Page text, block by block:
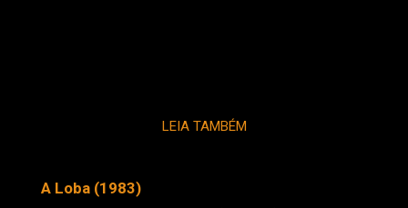
LEIA TAMBÉM
A Loba (1983)